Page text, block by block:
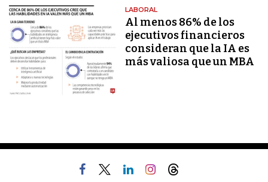
LABORAL
Al menos 86% de los
ejecutivos financieros
consideran que la IA es
más valiosa que un MBA